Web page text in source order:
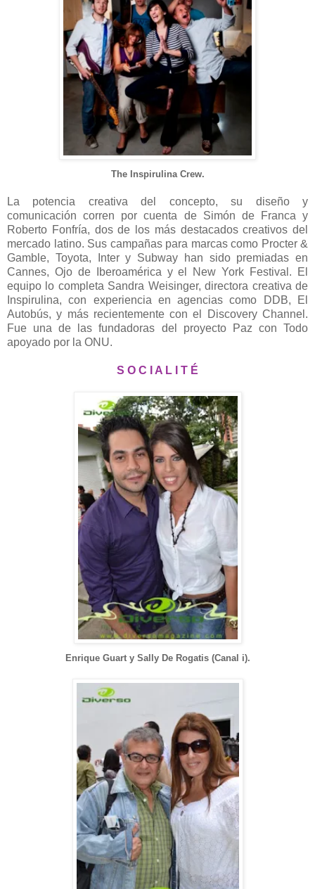
The Inspirulina Crew.
La potencia creativa del concepto, su diseño y
comunicación corren por cuenta de Simón de Franca y
Roberto Fonfría, dos de los más destacados creativos del
mercado latino. Sus campañas para marcas como Procter &
Gamble, Toyota, Inter y Subway han sido premiadas en
Cannes, Ojo de Iberoamérica y el New York Festival. El
equipo lo completa Sandra Weisinger, directora creativa de
Inspirulina, con experiencia en agencias como DDB, El
Autobús, y más recientemente con el Discovery Channel.
Fue una de las fundadoras del proyecto Paz con Todo
apoyado por la ONU.
S O C I A L I T É
Enrique Guart y Sally De Rogatis (Canal i).